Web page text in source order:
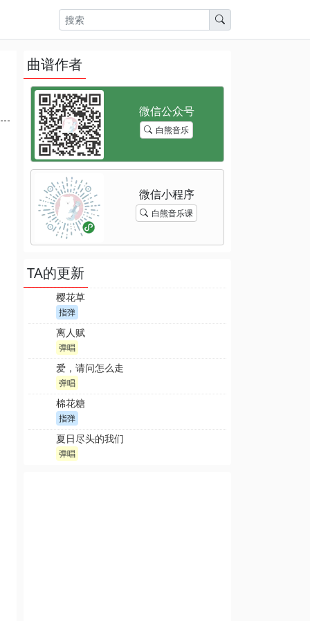
曲谱作者
白熊音乐
白熊音乐课
TA的更新
樱花草
指弹
离人赋
弹唱
爱，请问怎么走
弹唱
棉花糖
指弹
夏日尽头的我们
弹唱